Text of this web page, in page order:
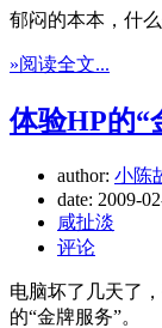
郁闷的本本，什
»阅读全文...
体验HP的“
author: 小陈
date: 2009-
咸扯淡
评论
电脑坏了几天了
的“金牌服务”。